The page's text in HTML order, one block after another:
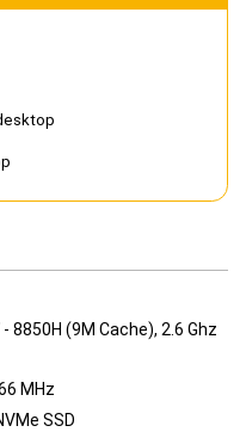
8850H (9M Cache), 2.6 Ghz
MHz
SSD